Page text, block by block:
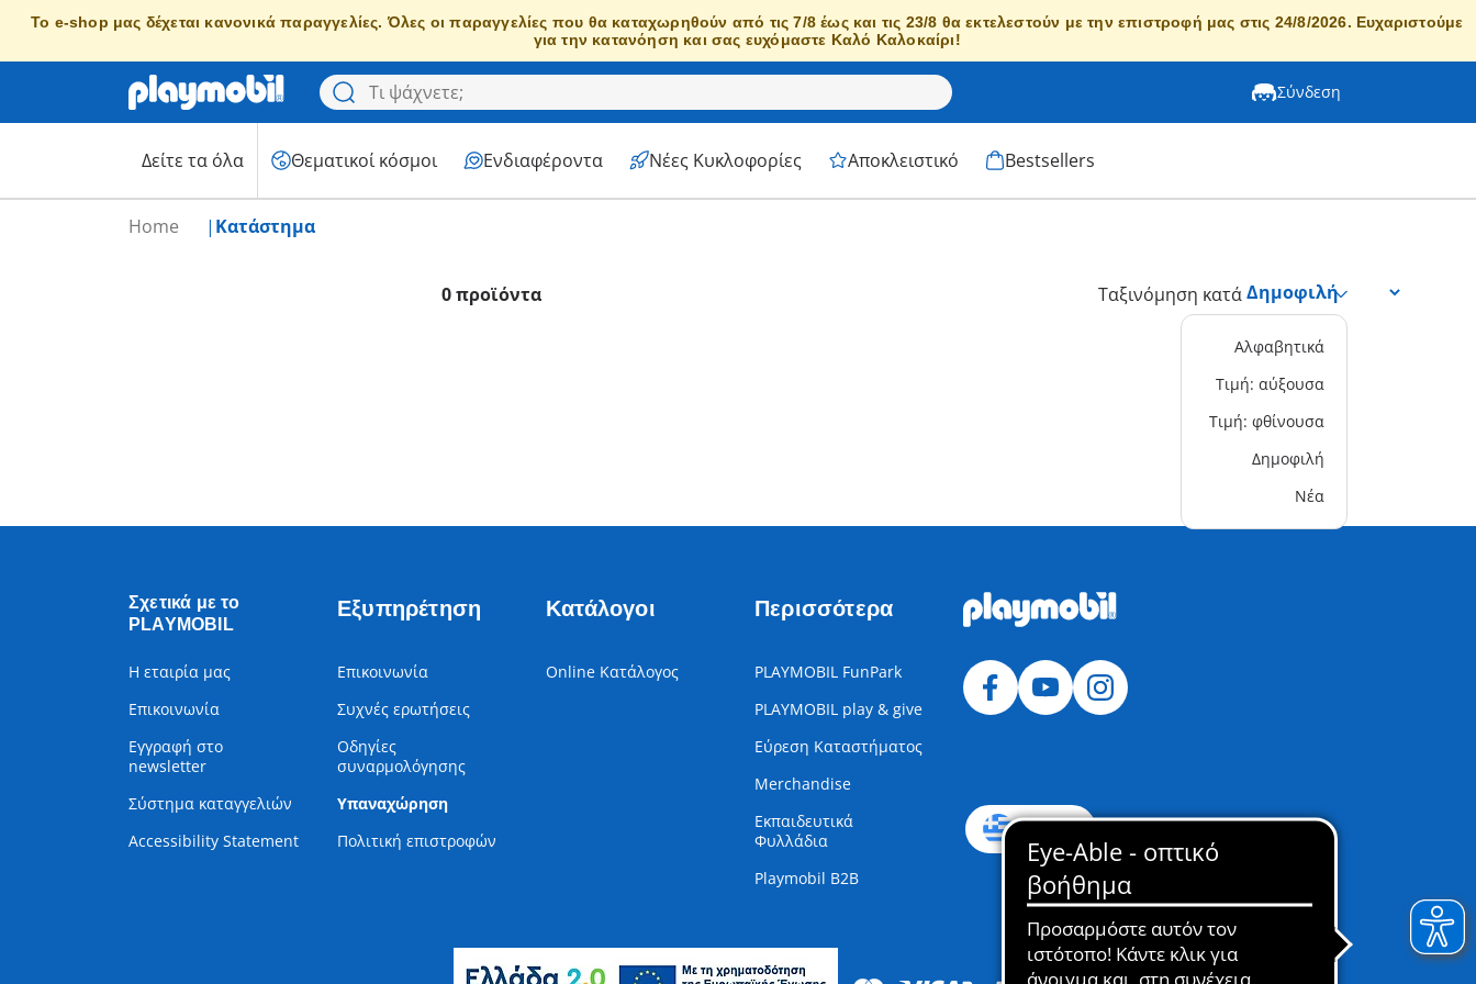
Το e-shop μας δέχεται κανονικά παραγγελίες. Όλες οι παραγγελίες που θα καταχωρηθούν από τις 7/8 έως και τις 23/8 θα εκτελεστούν με την επιστροφή μας στις 24/8/2026. Ευχαριστούμε
για την κατανόηση και σας ευχόμαστε Καλό Καλοκαίρι!
Σύνδεση
Δείτε τα όλα Θεματικοί κόσμοι Ενδιαφέροντα Νέες Κυκλοφορίες Αποκλειστικό Bestsellers
Home Κατάστημα
0 προϊόντα Ταξινόμηση κατά
Αλφαβητικά
Τιμή: αύξουσα
Τιμή: φθίνουσα
Δημοφιλή
Νέα
Σχετικά με το
PLAYMOBIL
Η εταιρία μας
Επικοινωνία
Εγγραφή στο
newsletter
Σύστημα καταγγελιών
Accessibility Statement
Εξυπηρέτηση
Επικοινωνία
Συχνές ερωτήσεις
Οδηγίες
συναρμολόγησης
Υπαναχώρηση
Πολιτική επιστροφών
Κατάλογοι
Online Κατάλογος
Περισσότερα
PLAYMOBIL FunPark
PLAYMOBIL play & give
Εύρεση Καταστήματος
Merchandise
Εκπαιδευτικά
Φυλλάδια
Playmobil B2B
Ελλάδα